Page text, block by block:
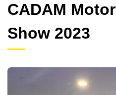
CADAM Motor
Show 2023